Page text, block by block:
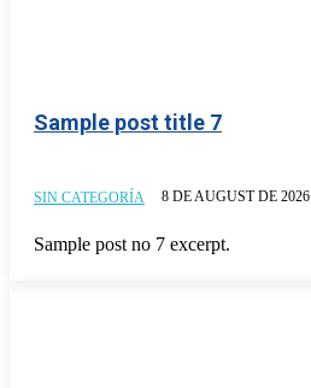
Sample post title 7
SIN CATEGORÍA 8 DE AUGUST DE 2026
Sample post no 7 excerpt.